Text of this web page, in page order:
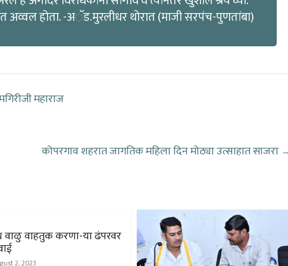
अव्वल होता. -अॅड.मुरलीधर थोरात (माजी सरपंच-पुणतांबा)
महाराज
कोपरगाव शहरात जागतिक महिला दिन मोठ्या उत्साहात साजरा
वाहतुक करणा-या ढंपरवर
2, 2023